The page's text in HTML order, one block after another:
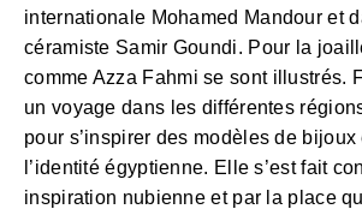
internationale Mohamed Mandour et
céramiste Samir Goundi. Pour la
comme Azza Fahmi se sont illustrés.
un voyage dans les différentes
pour s’inspirer des modèles de bijoux
l’identité égyptienne. Elle s’est fait
inspiration nubienne et par la place